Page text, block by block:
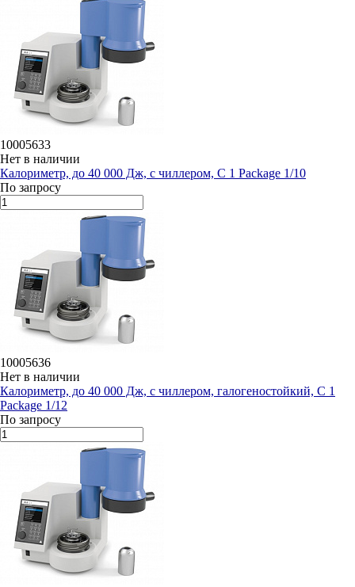
10005633
Нет в наличии
Калориметр, до 40 000 Дж, с чиллером, C 1 Package 1/10
По запросу
10005636
Нет в наличии
Калориметр, до 40 000 Дж, с чиллером, галогеностойкий, C 1
Package 1/12
По запросу